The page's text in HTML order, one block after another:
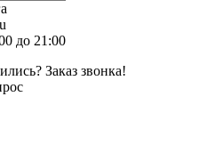
до 21:00
Заказ звонка!